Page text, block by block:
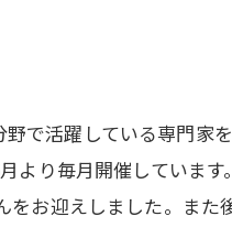
で活躍している専門家
より毎月開催していま
をお迎えしました。ま